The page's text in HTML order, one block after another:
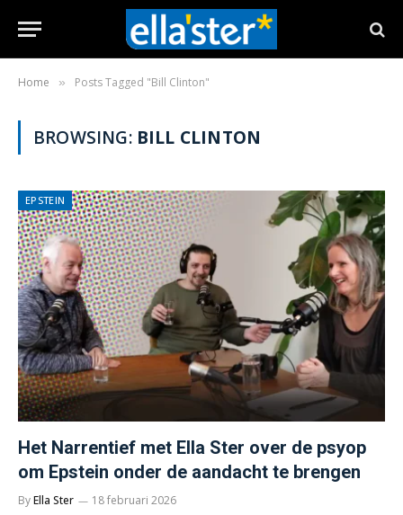
Home » Posts Tagged "Bill Clinton"
BROWSING: BILL CLINTON
EPSTEIN
Het Narrentief met Ella Ster over de psyop
om Epstein onder de aandacht te brengen
ByElla Ster 18 februari 2026